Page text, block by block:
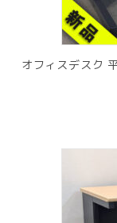
オフィスデスク